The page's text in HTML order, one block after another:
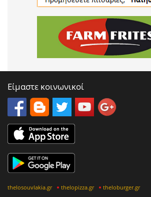
Είμαστε κοινωνικοί
thelosouvlakia.gr thelopizza.gr theloburger.gr